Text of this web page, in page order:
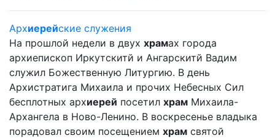
Архиерейские служения
На прошлой недели в двух храмах города
архиепископ Иркутскитй и Ангарскитй Вадим
служил Божественную Литургию. В день
Архистратига Михаила и прочих Небесных Сил
бесплотных архиерей посетил храм Михаила-
Архангела в Ново-Ленино. В воскресенье владыка
порадовал своим посещением храм святой